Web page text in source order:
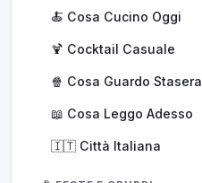
🍝 Cosa Cucino Oggi
🍹 Cocktail Casuale
🍿 Cosa Guardo Stasera
📖 Cosa Leggo Adesso
🇮🇹 Città Italiana